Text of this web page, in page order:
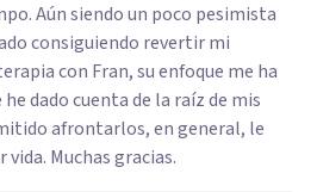
Aún siendo un poco pesimista
consiguiendo revertir mi
con Fran, su enfoque me ha
dado cuenta de la raíz de mis
afrontarlos, en general, le
Muchas gracias.